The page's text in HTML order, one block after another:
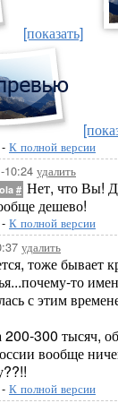
[показать]
- К полной версии
10:24 удалить
# Нет, что Вы!
дешево!
- К полной версии
удалить
тоже бывает
то
с этим
200-300 тысяч,
вообще
- К полной версии